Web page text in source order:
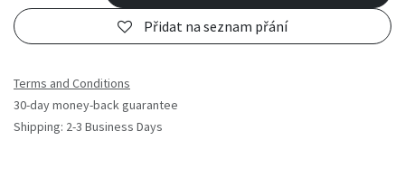
Přidat na seznam přání
Terms and Conditions
30-day money-back guarantee
Shipping: 2-3 Business Days